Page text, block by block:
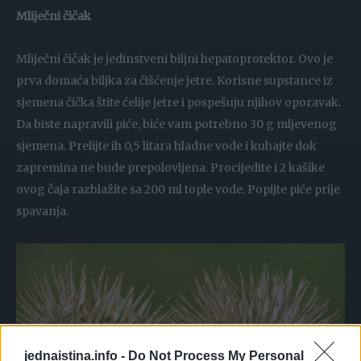
jednaistina.info - Do Not Process My Personal
Mliječni čičak
Mliječni čičak je jedinstveni biljni hepatoprotektor. Ovo je
prva domaća biljka za čišćenje jetre. Korisne supstance iz
sjemena čička štite ćelije jetre i pospešuju njihov oporavak.
Da biste napravili piće, biće vam potrebno 30 g mljevenog
sjemena. Prelijte ih 0,5 litara hladne vode i kuhajte dok
zapremina ne bude prepolovljena. Procijedite i 2 kašike
ovog čaja razblažite sa 200 ml tople vode. Popijte piće prije
spavanja.